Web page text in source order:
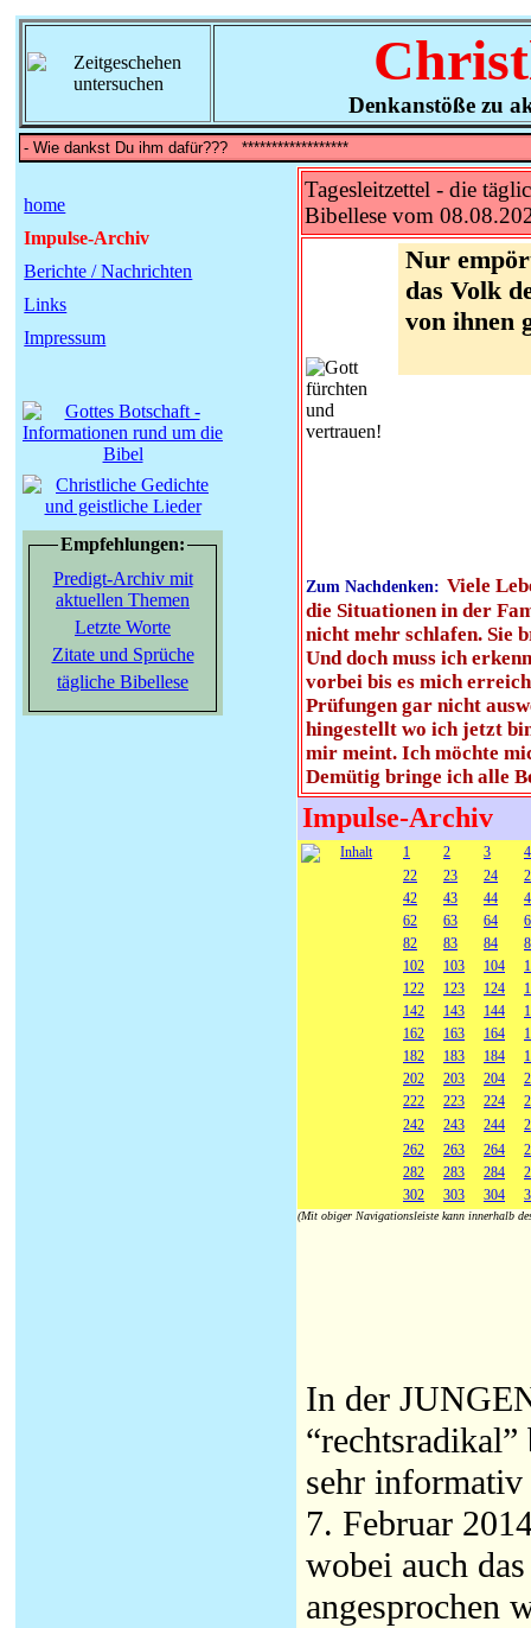
Denkanstöße zu
home
Impulse-Archiv
Berichte / Nachrichten
Links
Impressum
Empfehlungen:
Predigt-Archiv mit
aktuellen Themen
Letzte Worte
Zitate und Sprüche
tägliche Bibellese
Tagesleitzettel - die
Bibellese vom
Nur
das Volk
von ihnen
Zum Nachdenken: Viele
die Situationen in der
nicht mehr schlafen. Sie
Und doch muss ich
vorbei bis es mich
Prüfungen gar nicht
hingestellt wo ich jetzt
mir meint. Ich möchte
Demütig bringe ich alle
Impulse-Archiv
Inhalt 1 2 3
4
22
23 24
42
43 44
62
63 64
82
83 84
102
103 104
122
123 124
142
143 144
162
163 164
182
183 184
202
203 204
222
223 224
242
243 244
262
263 264
282
283 284
302
303 304
(Mit obiger Navigationsleiste kann innerhalb
In der
sehr
7. Februar
wobei auch
angesprochen